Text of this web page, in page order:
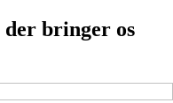
bringer os